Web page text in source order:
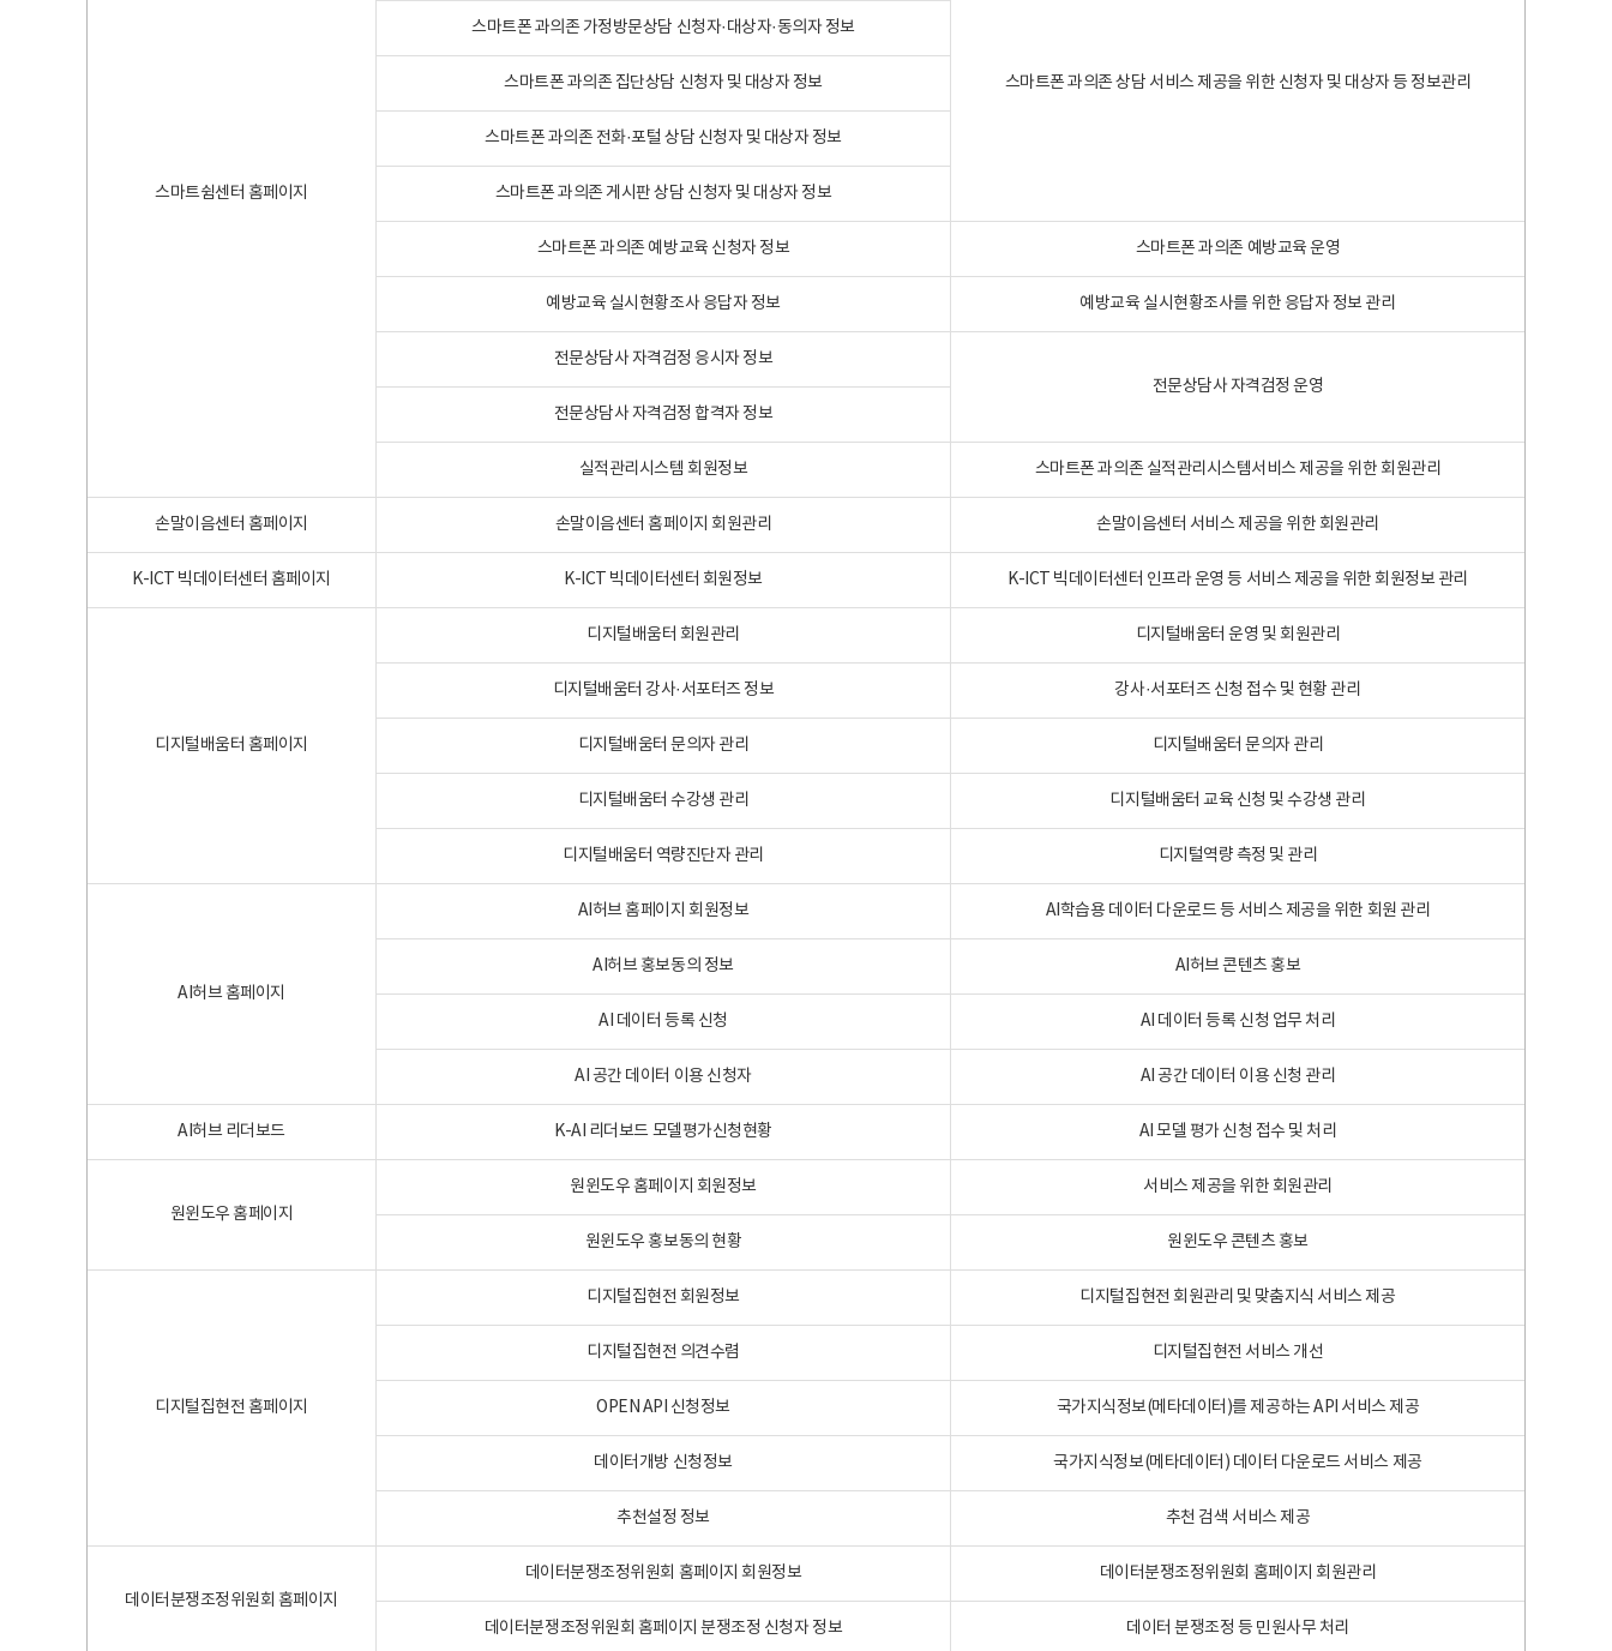
스마트쉼센터 홈페이지
스마트폰 과의존 상담 서비스 제공을 위한 신청자 및 대상자 등 정보관리
스마트폰 과의존 가정방문상담 신청자·대상자·동의자 정보
스마트폰 과의존 집단상담 신청자 및 대상자 정보
스마트폰 과의존 전화·포털 상담 신청자 및 대상자 정보
스마트폰 과의존 게시판 상담 신청자 및 대상자 정보
스마트폰 과의존 예방교육 신청자 정보 스마트폰 과의존 예방교육 운영
예방교육 실시현황조사 응답자 정보 예방교육 실시현황조사를 위한 응답자 정보 관리
전문상담사 자격검정 응시자 정보
전문상담사 자격검정 운영
전문상담사 자격검정 합격자 정보
실적관리시스템 회원정보 스마트폰 과의존 실적관리시스템서비스 제공을 위한 회원관리
손말이음센터 홈페이지 손말이음센터 홈페이지 회원관리 손말이음센터 서비스 제공을 위한 회원관리
K-ICT 빅데이터센터 홈페이지 K-ICT 빅데이터센터 회원정보 K-ICT 빅데이터센터 인프라 운영 등 서비스 제공을 위한 회원정보 관리
디지털배움터 홈페이지
디지털배움터 회원관리 디지털배움터 운영 및 회원관리
디지털배움터 강사·서포터즈 정보 강사·서포터즈 신청 접수 및 현황 관리
디지털배움터 문의자 관리 디지털배움터 문의자 관리
디지털배움터 수강생 관리 디지털배움터 교육 신청 및 수강생 관리
디지털배움터 역량진단자 관리 디지털역량 측정 및 관리
AI허브 홈페이지
AI허브 홈페이지 회원정보 AI학습용 데이터 다운로드 등 서비스 제공을 위한 회원 관리
AI허브 홍보동의 정보 AI허브 콘텐츠 홍보
AI 데이터 등록 신청 AI 데이터 등록 신청 업무 처리
AI 공간 데이터 이용 신청자 AI 공간 데이터 이용 신청 관리
AI허브 리더보드 K-AI 리더보드 모델평가신청현황 AI 모델 평가 신청 접수 및 처리
원윈도우 홈페이지
원윈도우 홈페이지 회원정보 서비스 제공을 위한 회원관리
원윈도우 홍보동의 현황 원윈도우 콘텐츠 홍보
디지털집현전 홈페이지
디지털집현전 회원정보 디지털집현전 회원관리 및 맞춤지식 서비스 제공
디지털집현전 의견수렴 디지털집현전 서비스 개선
OPEN API 신청정보 국가지식정보(메타데이터)를 제공하는 API 서비스 제공
데이터개방 신청정보 국가지식정보(메타데이터) 데이터 다운로드 서비스 제공
추천설정 정보 추천 검색 서비스 제공
데이터분쟁조정위원회 홈페이지
데이터분쟁조정위원회 홈페이지 회원정보 데이터분쟁조정위원회 홈페이지 회원관리
데이터분쟁조정위원회 홈페이지 분쟁조정 신청자 정보 데이터 분쟁조정 등 민원사무 처리